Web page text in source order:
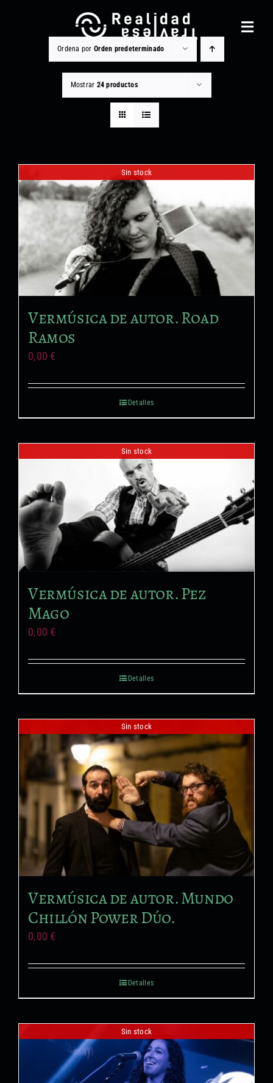
Contacto
Otros Servicios
Formación no reglada
Proyectos audiovisuales
Ordena por Orden predeterminado
Mostrar 24 productos
Sin stock
Vermúsica de autor. Road
Ramos
0,00 €
Detalles
Sin stock
Vermúsica de autor. Pez
Mago
0,00 €
Detalles
Sin stock
Vermúsica de autor. Mundo
Chillón Power Dúo.
0,00 €
Detalles
Sin stock